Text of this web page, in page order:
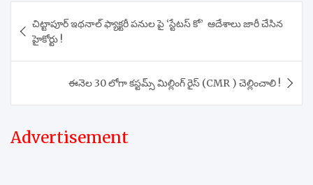
navigation
చిట్టాపూర్ ఇథనాల్ ఫ్యాక్టరీ పనుల పై ‘స్టేటస్ కో’ ఆదేశాలు జారీ చేసిన
హైకోర్టు !
ఈనెల 30 లోగా కస్టమ్స్ మిల్లింగ్ రైస్ (CMR ) చెల్లించాలి !
Advertisement